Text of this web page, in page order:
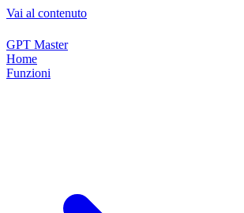
Vai al contenuto
GPT Master
Home
Funzioni